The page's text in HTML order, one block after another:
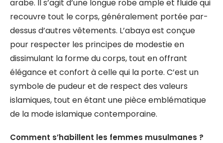
arabe. Il s’agit d’une longue robe ample et fluide qui
recouvre tout le corps, généralement portée par-
dessus d’autres vêtements. L’abaya est conçue
pour respecter les principes de modestie en
dissimulant la forme du corps, tout en offrant
élégance et confort à celle qui la porte. C’est un
symbole de pudeur et de respect des valeurs
islamiques, tout en étant une pièce emblématique
de la mode islamique contemporaine.
Comment s’habillent les femmes musulmanes ?